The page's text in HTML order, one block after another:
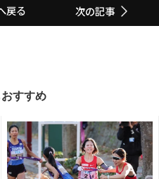
戻る 次の記事
すすめ